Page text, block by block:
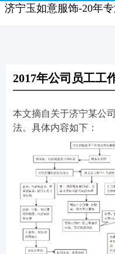
济宁玉如意服饰-20年
2017年公司员工工
本文摘自关于济宁某公
法。具体内容如下：